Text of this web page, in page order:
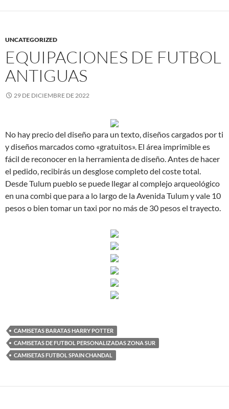
UNCATEGORIZED
EQUIPACIONES DE FUTBOL
ANTIGUAS
29 DE DICIEMBRE DE 2022
No hay precio del diseño para un texto, diseños cargados por ti
y diseños marcados como «gratuitos». El área imprimible es
fácil de reconocer en la herramienta de diseño. Antes de hacer
el pedido, recibirás un desglose completo del coste total.
Desde Tulum pueblo se puede llegar al complejo arqueológico
en una combi que para a lo largo de la Avenida Tulum y vale 10
pesos o bien tomar un taxi por no más de 30 pesos el trayecto.
CAMISETAS BARATAS HARRY POTTER
CAMISETAS DE FUTBOL PERSONALIZADAS ZONA SUR
CAMISETAS FUTBOL SPAIN CHANDAL